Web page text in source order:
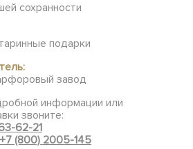
сохранности
подарки
завод
информации или
звоните:
62-21
+7 (800) 2005-145